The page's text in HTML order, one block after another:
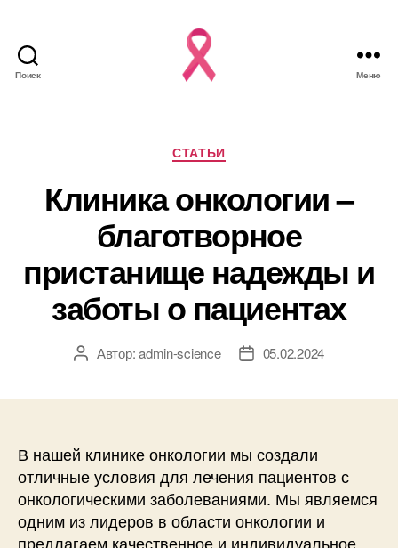
Поиск Меню
Рубрики
СТАТЬИ
Клиника онкологии –
благотворное
пристанище надежды и
заботы о пациентах
АвторАвтор:admin-science
Дата05.02.2024
В нашей клинике онкологии мы создали
отличные условия для лечения пациентов с
онкологическими заболеваниями. Мы являемся
одним из лидеров в области онкологии и
предлагаем качественное и индивидуальное